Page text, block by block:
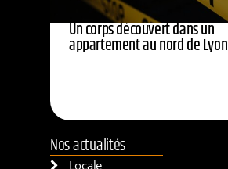
Un corps découvert dans un
appartement au nord de Lyon
Nos actualités
Locale